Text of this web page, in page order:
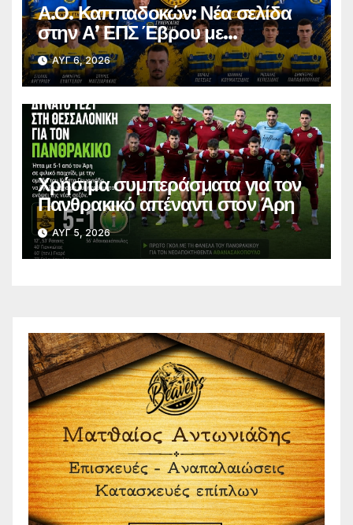
Α.Ο. Καππαδοκών: Νέα σελίδα
στην Α’ ΕΠΣ Έβρου με
φιλοδοξίες, σταθερότητα και
επένδυση στη νέα γενιά
ΑΥΓ 6, 2026
Χρήσιμα συμπεράσματα για τον
Πανθρακικό απέναντι στον Άρη
ΑΥΓ 5, 2026